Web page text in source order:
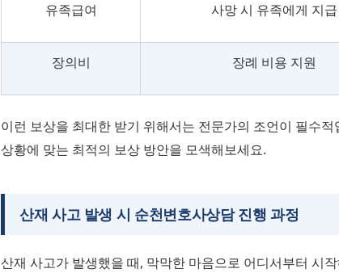
유족급여 사망 시 유족에게 지급
장의비 장례 비용 지원
이런 보상을 최대한 받기 위해서는 전문가의 조언이 필수
상황에 맞는 최적의 보상 방안을 모색해보세요.
산재 사고 발생 시 순천변호사상담 진행 과정
산재 사고가 발생했을 때, 막막한 마음으로 어디서부터 시